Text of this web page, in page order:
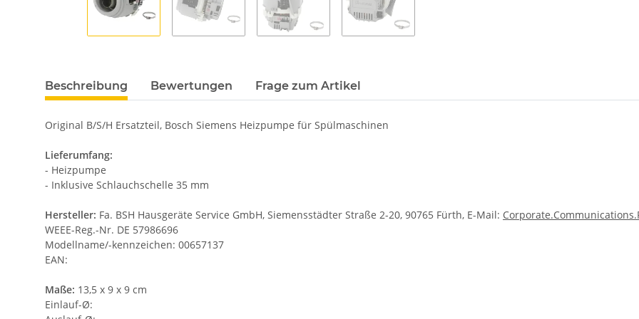
Beschreibung Bewertungen Frage zum Artikel
Original B/S/H Ersatzteil, Bosch Siemens Heizpumpe für Spülmaschinen
Lieferumfang:
- Heizpumpe
- Inklusive Schlauchschelle 35 mm
Hersteller: Fa. BSH Hausgeräte Service GmbH, Siemensstädter Straße 2-20, 90765 Fürth, E-Mail:
WEEE-Reg.-Nr. DE 57986696
Modellname/-kennzeichen: 00657137
EAN:
Maße: 13,5 x 9 x 9 cm
Einlauf-Ø: